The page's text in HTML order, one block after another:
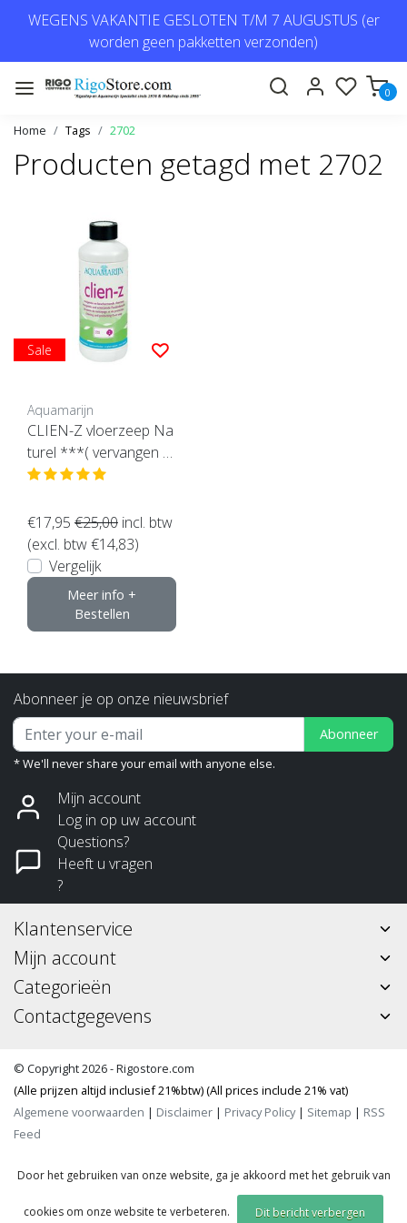
WEGENS VAKANTIE GESLOTEN T/M 7 AUGUSTUS (er
worden geen pakketten verzonden)
0
Home Tags 2702
Producten getagd met 2702
Sale
Aquamarijn
CLIEN-Z vloerzeep Na
turel ***( vervangen d
oor de Royl zeep)
€17,95 €25,00 incl. btw
(excl. btw €14,83)
Vergelijk
Meer info +
Bestellen
Abonneer je op onze nieuwsbrief
Abonneer
* We'll never share your email with anyone else.
Mijn account
Log in op uw account
Questions?
Heeft u vragen
?
Klantenservice
Mijn account
Categorieën
Contactgegevens
© Copyright 2026 - Rigostore.com
(Alle prijzen altijd inclusief 21%btw) (All prices include 21% vat)
Algemene voorwaarden | Disclaimer | Privacy Policy| Sitemap | RSS
Feed
Door het gebruiken van onze website, ga je akkoord met het gebruik van
cookies om onze website te verbeteren. Dit bericht verbergen